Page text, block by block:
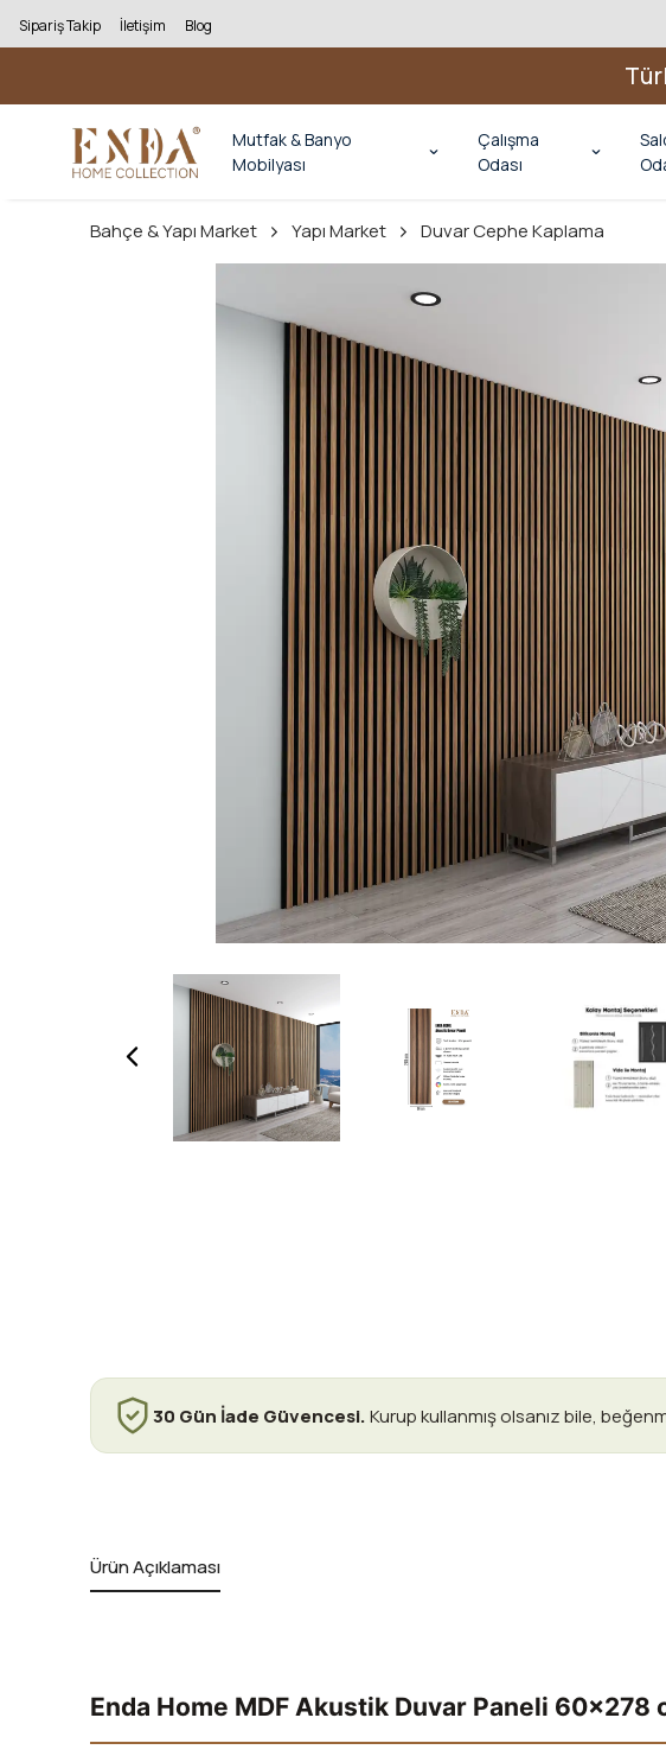
Sipariş Takip İletişim Blog
Mutfak & Banyo
Mobilyası
Çalışma
Odası
Bahçe & Yapı Market Yapı Market Duvar Cephe Kaplama
30 Gün İade Güvencesi.Kurup kullanmış olsanız bile,
Ürün Açıklaması
Enda Home MDF Akustik Duvar Paneli 60×278